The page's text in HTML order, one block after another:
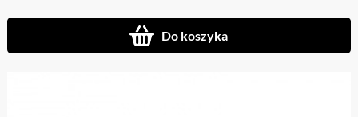
Do koszyka